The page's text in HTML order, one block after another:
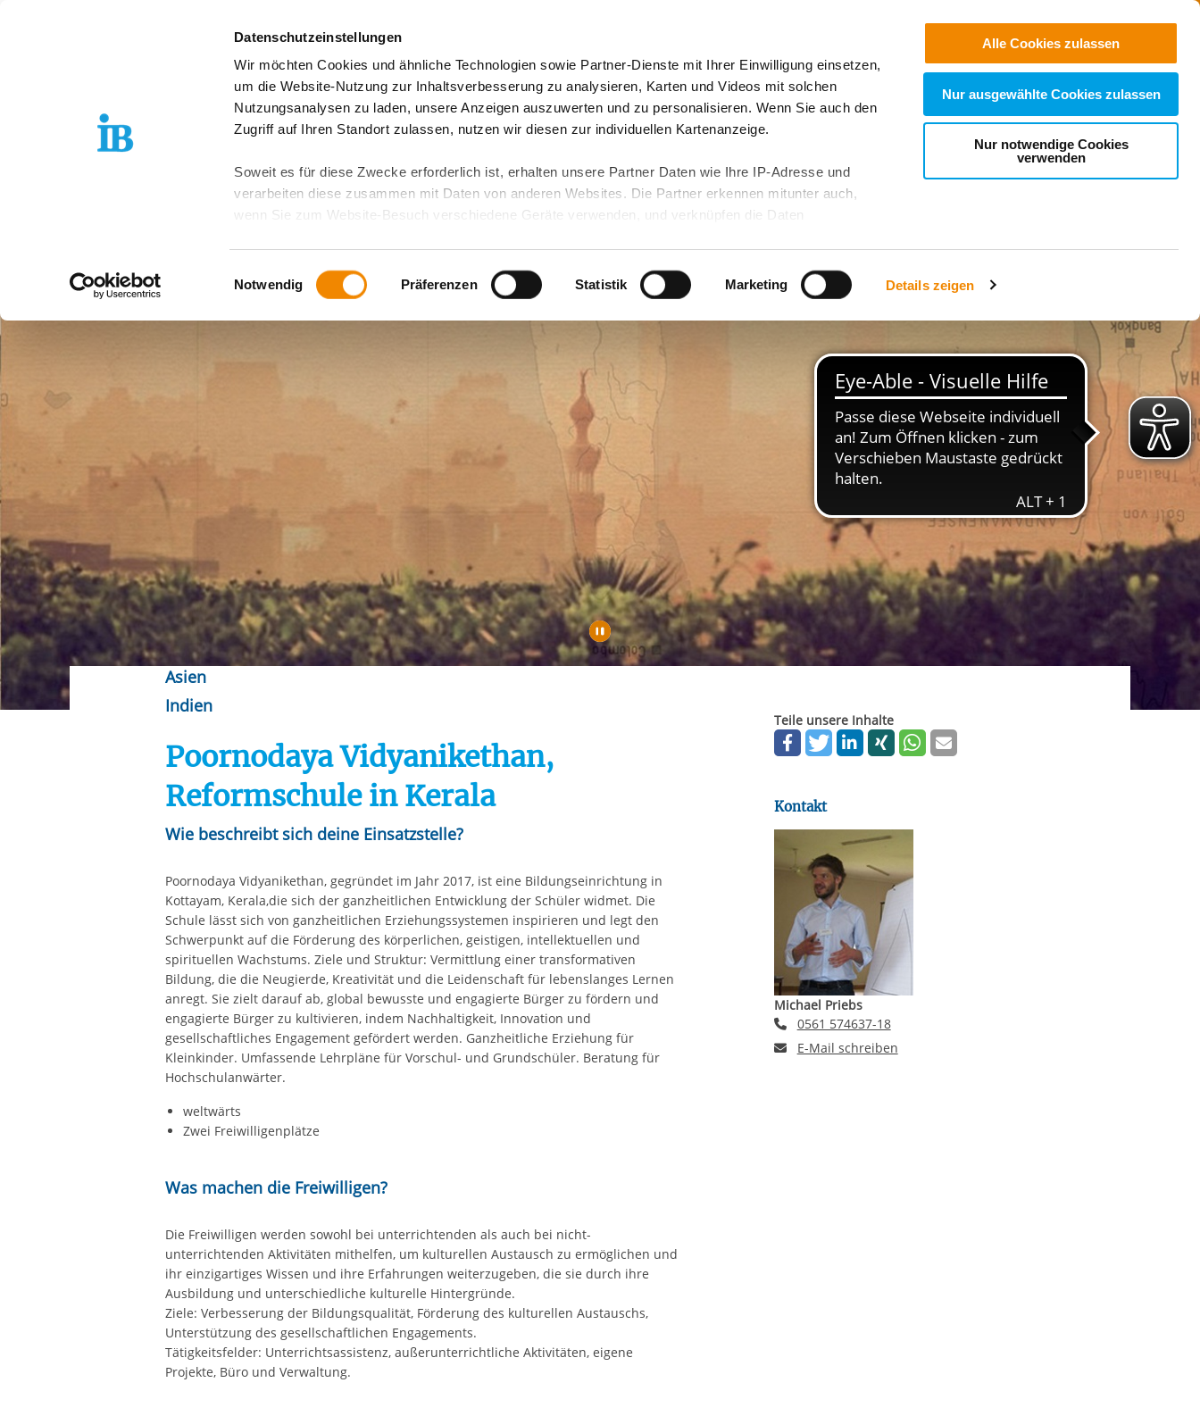
Datenschutzeinstellungen
Wir möchten Cookies und ähnliche Technologien sowie Partner-Dienste mit Ihrer Einwilligung einsetzen,
um die Website-Nutzung zur Inhaltsverbesserung zu analysieren, Karten und Videos mit solchen
Nutzungsanalysen zu laden, unsere Anzeigen auszuwerten und zu personalisieren. Wenn Sie auch den
Zugriff auf Ihren Standort zulassen, nutzen wir diesen zur individuellen Kartenanzeige.
Soweit es für diese Zwecke erforderlich ist, erhalten unsere Partner Daten wie Ihre IP-Adresse und
verarbeiten diese zusammen mit Daten von anderen Websites. Die Partner erkennen mitunter auch,
wenn Sie zum Website-Besuch verschiedene Geräte verwenden, und verknüpfen die Daten
zusätzlichen Risiken für Ihre Daten führen kann.
Weitere Details finden Sie in unserenDatenschutzhinweisenund in unsererCookie-Übersicht. Wenn
Sie möchten, dass alle Website-Funktionen für diese Zwecke aktiviert sind, müssen Sie alle Cookie-
Kategorien auswählen. Sie können mittels nachfolgender Buttons über Ihre Einwilligung für diese
Zwecke entscheiden und Ihre erteilte Einwilligung stets für die Zukunft widerrufen. Bitte beachten Sie:
Ihre etwaige Einwilligung erstreckt sich nicht auf notwendige Cookies, die erforderlich zur Bereitstellung
der von Ihnen aufgerufenen und somit gewünschten Website-Funktionen sind. Diese Cookies setzen wir
aufgrund berechtigter Interessen und daher unabhängig von einer Einwilligung.
Einwilligungsauswahl
Notwendig Präferenzen Statistik Marketing Details zeigen
Alle Cookies zulassen
Nur ausgewählte Cookies zulassen
Nur notwendige Cookies
verwenden
Suchen
Freiwilligendienst Deutschland
Freiwilligendienst Ausland In deiner Nähe
Freie
Automatische Wiedergabe starten/stoppen
Asien
Indien
Poornodaya Vidyanikethan,
Reformschule in Kerala
Wie beschreibt sich deine Einsatzstelle?
Poornodaya Vidyanikethan, gegründet im Jahr 2017, ist eine Bildungseinrichtung in
Kottayam, Kerala,die sich der ganzheitlichen Entwicklung der Schüler widmet. Die
Schule lässt sich von ganzheitlichen Erziehungssystemen inspirieren und legt den
Schwerpunkt auf die Förderung des körperlichen, geistigen, intellektuellen und
spirituellen Wachstums. Ziele und Struktur: Vermittlung einer transformativen
Bildung, die die Neugierde, Kreativität und die Leidenschaft für lebenslanges Lernen
anregt. Sie zielt darauf ab, global bewusste und engagierte Bürger zu fördern und
engagierte Bürger zu kultivieren, indem Nachhaltigkeit, Innovation und
gesellschaftliches Engagement gefördert werden. Ganzheitliche Erziehung für
Kleinkinder. Umfassende Lehrpläne für Vorschul- und Grundschüler. Beratung für
Hochschulanwärter.
weltwärts
Zwei Freiwilligenplätze
Was machen die Freiwilligen?
Die Freiwilligen werden sowohl bei unterrichtenden als auch bei nicht-
unterrichtenden Aktivitäten mithelfen, um kulturellen Austausch zu ermöglichen und
ihr einzigartiges Wissen und ihre Erfahrungen weiterzugeben, die sie durch ihre
Ausbildung und unterschiedliche kulturelle Hintergründe.
Ziele: Verbesserung der Bildungsqualität, Förderung des kulturellen Austauschs,
Unterstützung des gesellschaftlichen Engagements.
Tätigkeitsfelder: Unterrichtsassistenz, außerunterrichtliche Aktivitäten, eigene
Projekte, Büro und Verwaltung.
Teile unsere Inhalte
Kontakt
Michael Priebs
Telefonnummer
0561 574637-18
E-Mail an Michael Priebs
E-Mail schreiben